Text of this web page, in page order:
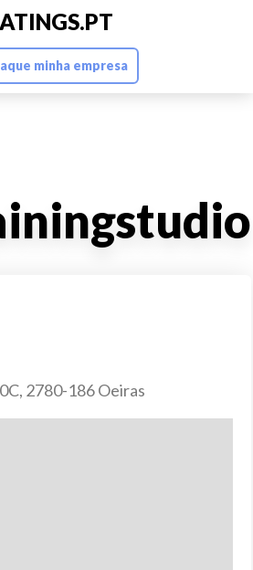
minha empresa
2780-186 Oeiras